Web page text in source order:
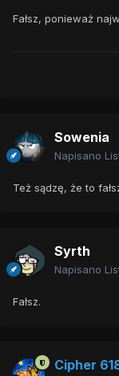
Fałsz, ponieważ
Sowenia
Napisano
Też sądzę, że to
Syrth
Napisano
Fałsz.
Cipher